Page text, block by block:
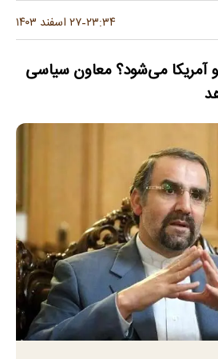
۲۳:۳۴-۲۷ اسفند ۱۴۰۳
آمریکا می‌شود؟ معاون سیاسی